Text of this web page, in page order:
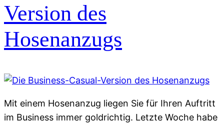
Version des
Hosenanzugs
Mit einem Hosenanzug liegen Sie für Ihren Auftritt
im Business immer goldrichtig. Letzte Woche habe